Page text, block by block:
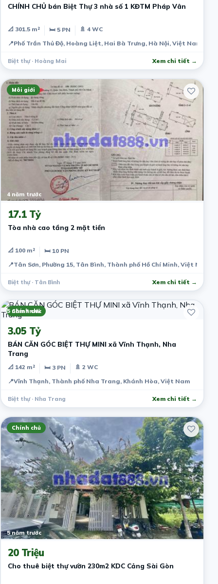
CHÍNH CHỦ bán Biệt Thự 3 nhà số 1 KĐTM Pháp Vân
📐 301.5 m² 🛏 5 PN
🚿 4 WC
📍Phố Trần Thủ Độ, Hoàng Liệt, Hai Bà Trưng, Hà Nội, Việt Nam
Biệt thự · Hoàng Mai Xem chi tiết →
Môi giới
4 năm trước
17.1 Tỷ
Tòa nhà cao tầng 2 mặt tiền
📐 100 m²
🛏 10 PN
📍Tân Sơn, Phường 15, Tân Bình, Thành phố Hồ Chí Minh, Việt Nam
Biệt thự · Tân Bình Xem chi tiết →
Chính chủ
5 năm trước
3.05 Tỷ
BÁN CĂN GÓC BIỆT THỰ MINI xã Vĩnh Thạnh, Nha
Trang
📐 142 m² 🛏 3 PN
🚿 2 WC
📍Vĩnh Thạnh, Thành phố Nha Trang, Khánh Hòa, Việt Nam
Biệt thự · Nha Trang Xem chi tiết →
Chính chủ
5 năm trước
20 Triệu
Cho thuê biệt thự vườn 230m2 KDC Cảng Sài Gòn